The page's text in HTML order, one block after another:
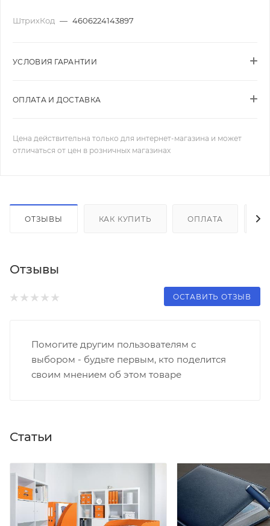
ШтрихКод — 4606224143897
УСЛОВИЯ ГАРАНТИИ
ОПЛАТА И ДОСТАВКА
Цена действительна только для интернет-магазина и может
отличаться от цен в розничных магазинах
ОТЗЫВЫ КАК КУПИТЬ ОПЛАТА
Отзывы
ОСТАВИТЬ ОТЗЫВ
Помогите другим пользователям с
выбором - будьте первым, кто поделится
своим мнением об этом товаре
Статьи